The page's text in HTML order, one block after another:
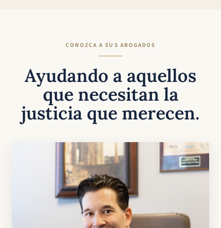
CONOZCA A SUS ABOGADOS
Ayudando a aquellos
que necesitan la
justicia que merecen.